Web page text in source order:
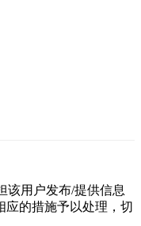
该用户发布/提供信息
应的措施予以处理，切